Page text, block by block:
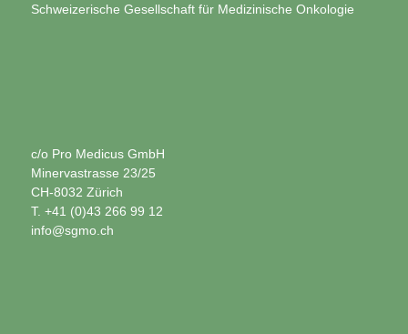
Schweizerische Gesellschaft für Medizinische Onkologie
c/o Pro Medicus GmbH
Minervastrasse 23/25
CH-8032 Zürich
T. +41 (0)43 266 99 12
info@sgmo.ch